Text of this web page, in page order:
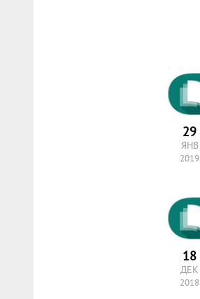
29
ЯНВ
2019
18
ДЕК
2018